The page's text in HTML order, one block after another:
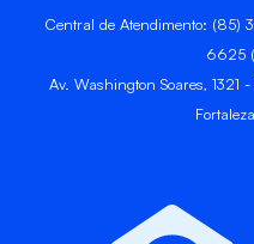
Central de Atendimento:
6625
Av. Washington Soares,